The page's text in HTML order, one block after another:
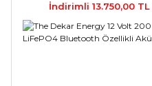
İndirimli 13.750,00 TL